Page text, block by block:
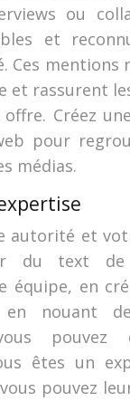
ou
et
Ces
et rassurent
Créez
pour
médias.
autorité et
du text de
équipe, en
nouant
pouvez
êtes un
pouvez